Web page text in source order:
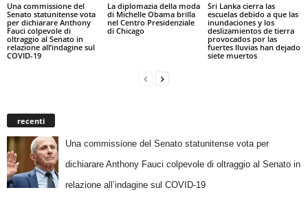
Una commissione del
Senato statunitense vota
per dichiarare Anthony
Fauci colpevole di
oltraggio al Senato in
relazione all’indagine sul
COVID-19
La diplomazia della moda
di Michelle Obama brilla
nel Centro Presidenziale
di Chicago
Sri Lanka cierra las
escuelas debido a que las
inundaciones y los
deslizamientos de tierra
provocados por las
fuertes lluvias han dejado
siete muertos
recenti
Una commissione del Senato statunitense vota per
dichiarare Anthony Fauci colpevole di oltraggio al Senato in
relazione all’indagine sul COVID-19